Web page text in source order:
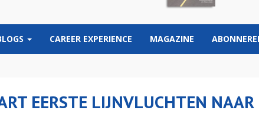
CAREER EXPERIENCE MAGAZINE
EERSTE LIJNVLUCHTEN